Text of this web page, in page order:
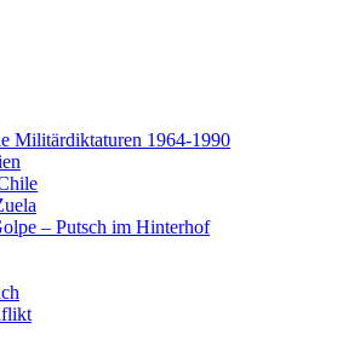
Militärdiktaturen 1964-1990
– Putsch im Hinterhof